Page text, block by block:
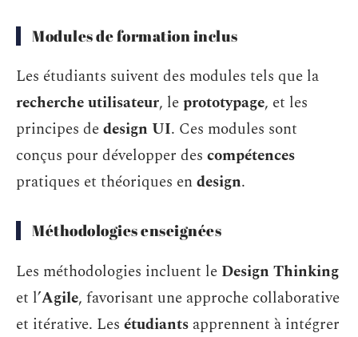
Modules de formation inclus
Les étudiants suivent des modules tels que la
recherche utilisateur, leprototypage, et les
principes dedesign UI. Ces modules sont
conçus pour développer des compétences
pratiques et théoriques endesign.
Méthodologies enseignées
Les méthodologies incluent le Design Thinking
et l’Agile, favorisant une approche collaborative
et itérative. Les étudiants apprennent à intégrer